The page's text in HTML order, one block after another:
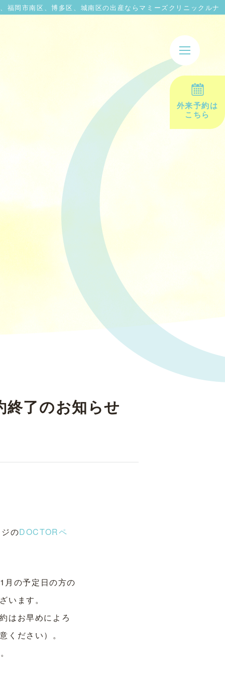
福岡市南区、博多区、城南区の出産ならマミーズクリニックルナ
終了のお知らせ
のDOCTORペ
月の予定日の方の
います。
はお早めによろ
ください）。
外来予約は
こちら